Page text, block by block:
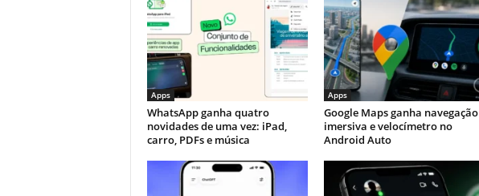
Apps
WhatsApp ganha quatro
novidades de uma vez: iPad,
carro, PDFs e música
Apps
Google Maps ganha navegação
imersiva e velocímetro no
Android Auto